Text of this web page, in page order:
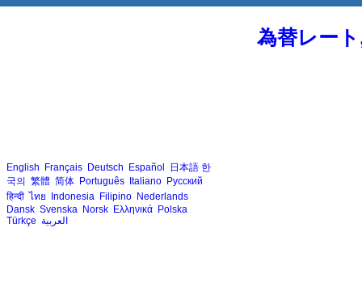
為替レー
English Français Deutsch Español 日本語 한
국의 繁體 简体 Português Italiano Русский
हिन्दी ไทย Indonesia Filipino Nederlands
Dansk Svenska Norsk Ελληνικά Polska
Türkçe العربية